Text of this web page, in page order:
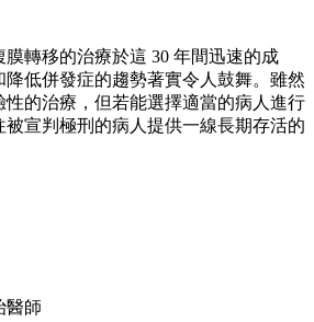
轉移的治療於這 30 年間迅速的成
低併發症的趨勢著實令人鼓舞。雖然
的治療，但若能選擇適當的病人進行
宣判極刑的病人提供一線長期存活的
醫師